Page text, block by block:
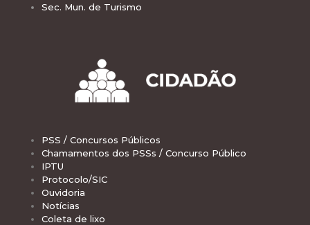
Sec. Mun. de Turismo
PSS / Concursos Públicos
Chamamentos dos PSSs / Concurso Público
IPTU
Protocolo/SIC
Ouvidoria
Notícias
Coleta de lixo